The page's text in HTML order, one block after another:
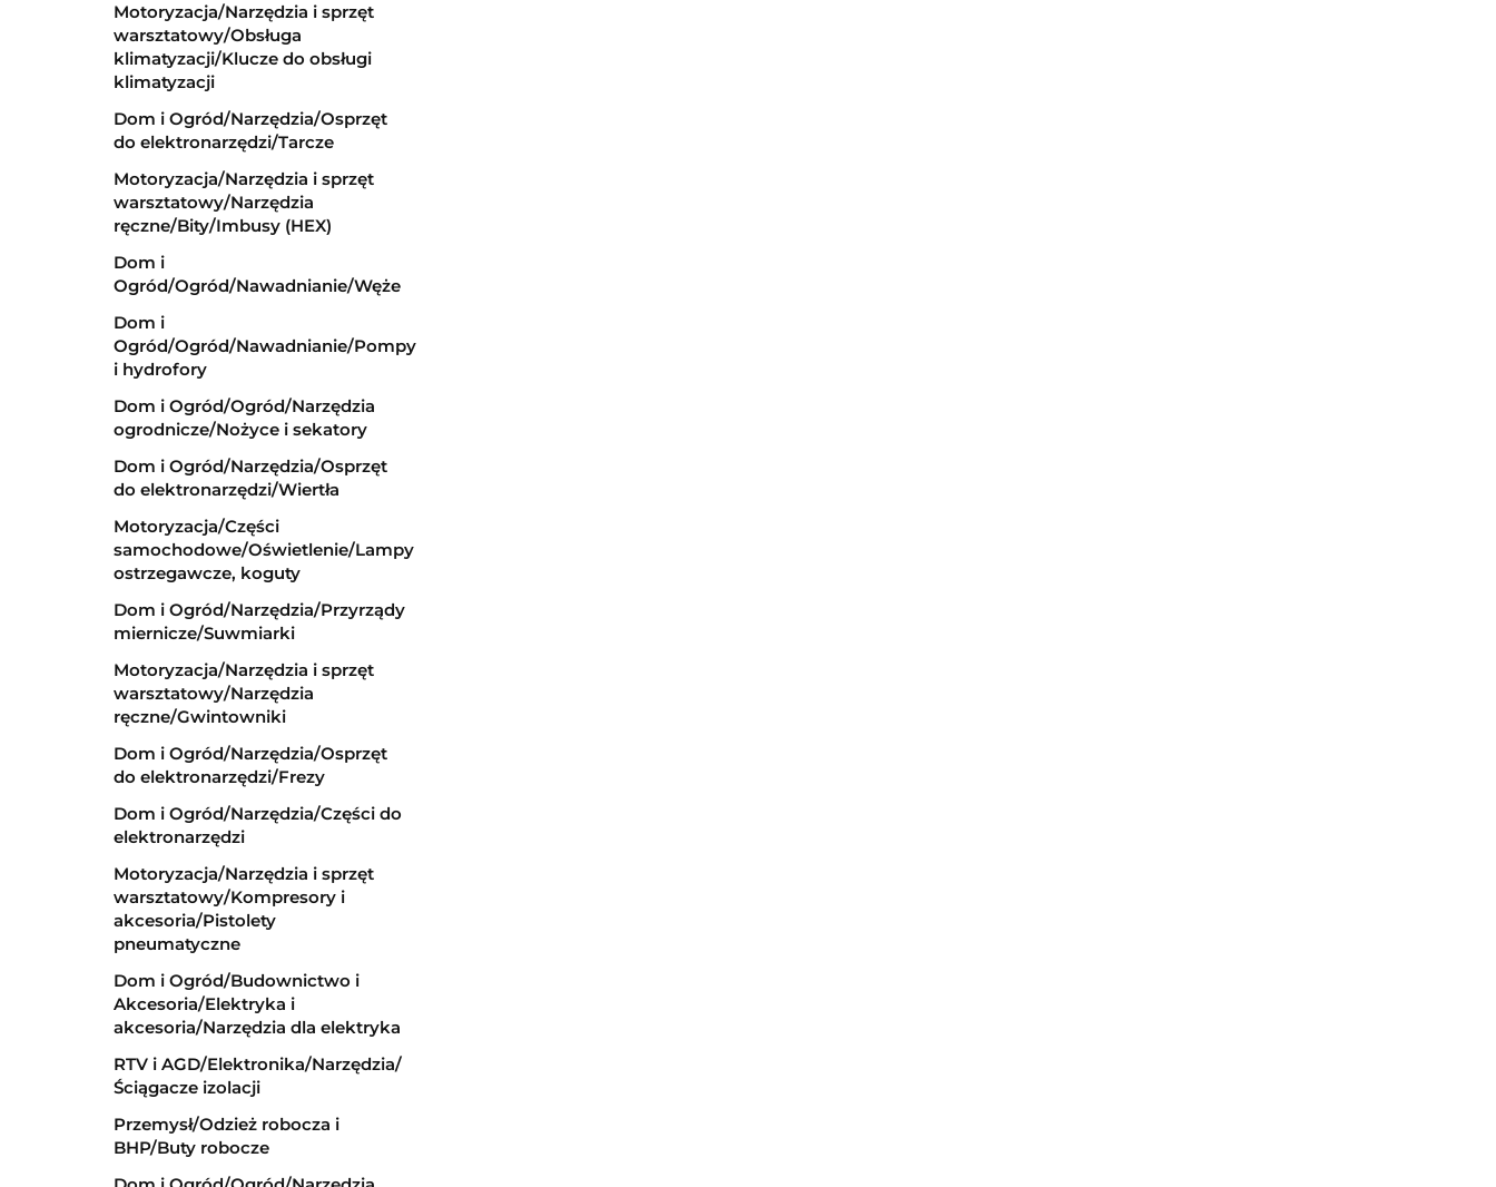
Motoryzacja/Narzędzia i sprzęt
warsztatowy/Obsługa
klimatyzacji/Klucze do obsługi
klimatyzacji
Dom i Ogród/Narzędzia/Osprzęt
do elektronarzędzi/Tarcze
Motoryzacja/Narzędzia i sprzęt
warsztatowy/Narzędzia
ręczne/Bity/Imbusy (HEX)
Dom i
Ogród/Ogród/Nawadnianie/Węże
Dom i
Ogród/Ogród/Nawadnianie/Pompy
i hydrofory
Dom i Ogród/Ogród/Narzędzia
ogrodnicze/Nożyce i sekatory
Dom i Ogród/Narzędzia/Osprzęt
do elektronarzędzi/Wiertła
Motoryzacja/Części
samochodowe/Oświetlenie/Lampy
ostrzegawcze, koguty
Dom i Ogród/Narzędzia/Przyrządy
miernicze/Suwmiarki
Motoryzacja/Narzędzia i sprzęt
warsztatowy/Narzędzia
ręczne/Gwintowniki
Dom i Ogród/Narzędzia/Osprzęt
do elektronarzędzi/Frezy
Dom i Ogród/Narzędzia/Części do
elektronarzędzi
Motoryzacja/Narzędzia i sprzęt
warsztatowy/Kompresory i
akcesoria/Pistolety
pneumatyczne
Dom i Ogród/Budownictwo i
Akcesoria/Elektryka i
akcesoria/Narzędzia dla elektryka
RTV i AGD/Elektronika/Narzędzia/
Ściągacze izolacji
Przemysł/Odzież robocza i
BHP/Buty robocze